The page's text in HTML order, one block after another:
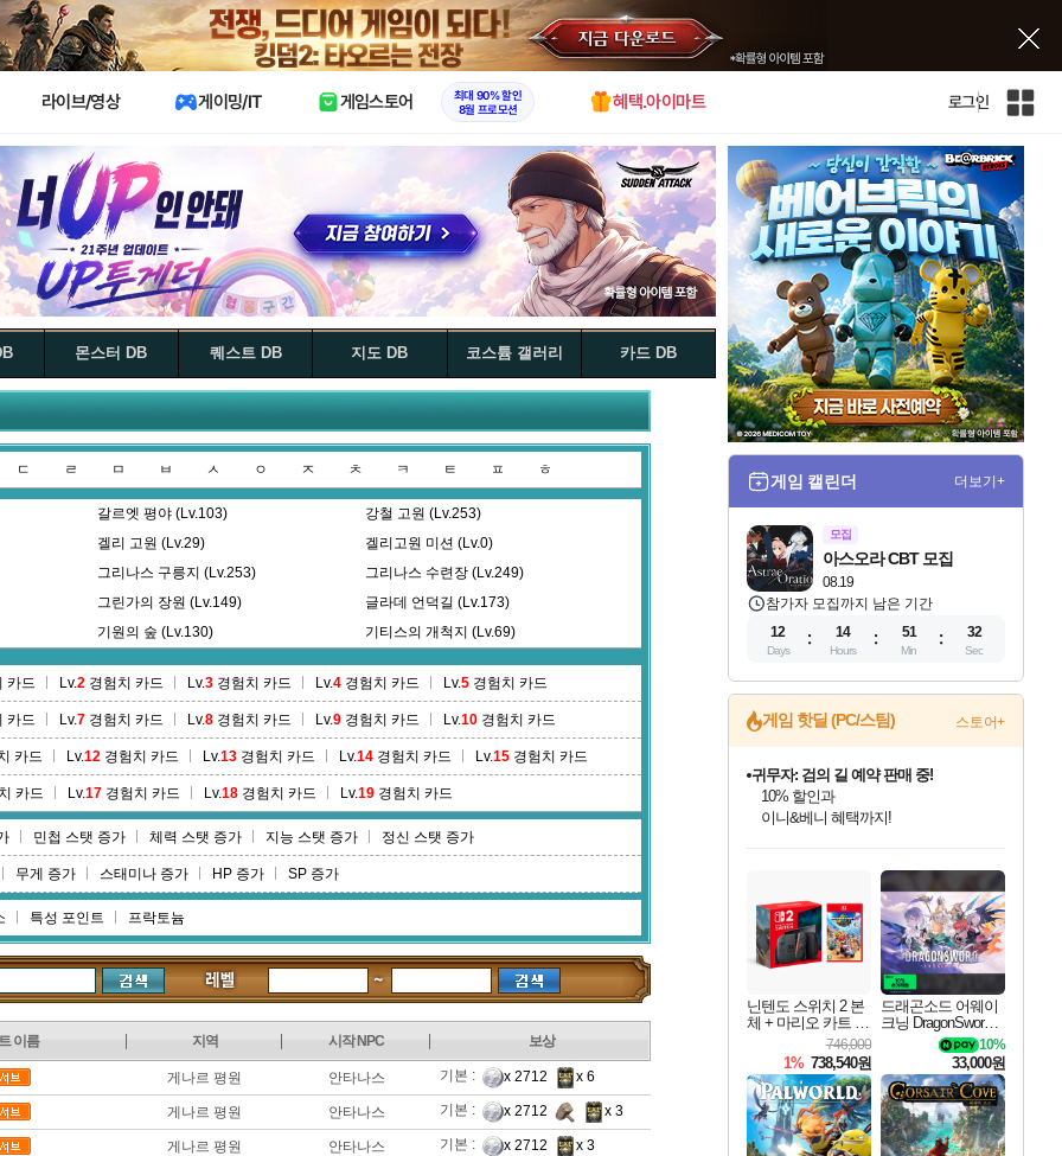
X
라이브/영상 게이밍/IT 게임스토어
최대 90% 할인
8월 프로모션
혜택.아이마트 로그인
인
사
이
트
맵
몬스터 DB 퀘스트 DB 지도 DB 코스튬 갤러리 카드 DB
ㄷ ㄹ ㅁ ㅂ ㅅ ㅇ ㅈ ㅊ ㅋ ㅌ ㅍ ㅎ
갈르엣 평야 (Lv.103)
강철 고원 (Lv.253)
겔리 고원 (Lv.29)
겔리고원 미션 (Lv.0)
그리나스 구릉지 (Lv.253)
그리나스 수련장 (Lv.249)
그린가의 장원 (Lv.149)
글라데 언덕길 (Lv.173)
기원의 숲 (Lv.130)
기티스의 개척지 (Lv.69)
길드 아지트 (Lv.0)
카드 Lv.2 경험치 카드 Lv.3 경험치 카드 Lv.4 경험치 카드 Lv.5 경험치 카드
카드 Lv.7 경험치 카드 Lv.8 경험치 카드 Lv.9 경험치 카드 Lv.10 경험치 카드
카드 Lv.12 경험치 카드 Lv.13 경험치 카드 Lv.14 경험치 카드 Lv.15 경험치 카드
카드 Lv.17 경험치 카드 Lv.18 경험치 카드 Lv.19 경험치 카드
민첩 스탯 증가 체력 스탯 증가 지능 스탯 증가 정신 스탯 증가
무게 증가 스태미나 증가 HP 증가 SP 증가
특성 포인트 프락토늄
이름 지역 시작 NPC 보상
게나르 평원 안타나스 기본 : x 2712 x 6
게나르 평원 안타나스 기본 : x 2712 x 3
게나르 평원 안타나스 기본 : x 2712 x 3
게임 캘린더 더보기+
모집
08.19
아스오라 CBT 모집
참가자 모집까지 남은 기간
12
Days
14
Hours
51
Min
31
Sec
게임 핫딜 (PC/스팀) 스토어+
최대 90% 할인가를 만나보세요!
네이버혜택과 함께 만나보세요!
50%할인&추가 적립까지!
귀무자: 검의 길 예약 판매 중!
10% 할인과
이니&베니 혜택까지!
네이버 혜택가와 함께 예약하세요!
할인&네이버혜택으로 만나보세요!
네이버페이 혜택과 만나보세요!
40주년 프로모션으로 만나보세요!
네이버 포인트 혜택까지!
할인가에 만나보세요!
일부 에디션 상시 할인!
혜택으로 예약 판매 중
편안하게 충전하세요
닌텐도 스위치 2 본
체 + 마리오 카트 월
746,000
1% 738,540원
드래곤소드 어웨이
크닝 DragonSword A
10%
33,000원